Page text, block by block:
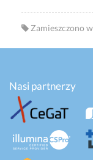
Zamieszczono
Nasi partnerzy